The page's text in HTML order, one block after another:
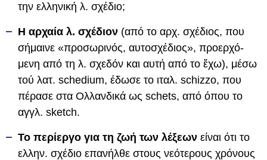
την ελληνική λ. σχέδιο;
Η αρχαία λ. σχέδιον (από το αρχ. σχέδιος, που
σήμαινε «προσωρινός, αυτοσχέδιος», προερχό-
μενη από τη λ. σχεδόν και αυτή από το ἔχω), μέσω
τού λατ. schedium, έδωσε το ιταλ. schizzo, που
πέρασε στα Ολλανδικά ως schets, από όπου το
αγγλ. sketch.
Το περίεργο για τη ζωή των λέξεων είναι ότι το
ελλην. σχέδιο επανήλθε στους νεότερους χρόνους